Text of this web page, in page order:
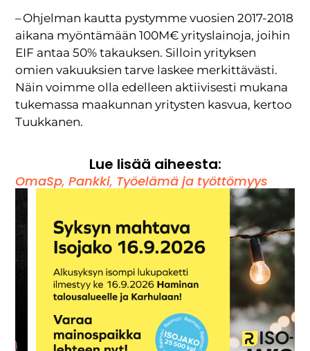
– Ohjelman kautta pystymme vuosien 2017-2018
aikana myöntämään 100M€ yrityslainoja, joihin
EIF antaa 50% takauksen. Silloin yrityksen
omien vakuuksien tarve laskee merkittävästi.
Näin voimme olla edelleen aktiivisesti mukana
tukemassa maakunnan yritysten kasvua, kertoo
Tuukkanen.
Lue lisää aiheesta:
OmaSp,Pankki, Työelämä ja työttömyys